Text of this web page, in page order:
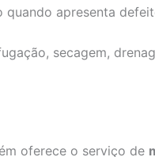
quando apresenta
secagem,
oferece o serviço de